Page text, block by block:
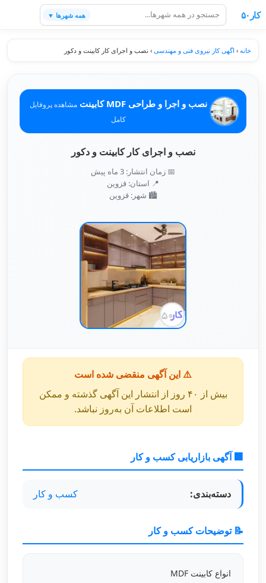
کار۵۰ همه شهرها ▼
خانه › اگهی کار نیروی فنی و مهندسی › نصب و اجرای کار کابینت و دکور
نصب و اجرا و طراحی MDF کابینت
مشاهده پروفایل
کامل
نصب و اجرای کار کابینت و دکور
📅 زمان انتشار: 3 ماه پیش
📍 استان: قزوین
🏙️ شهر: قزوين
⚠️ این آگهی منقضی شده است
بیش از ۴۰ روز از انتشار این آگهی گذشته و ممکن
است اطلاعات آن به‌روز نباشد.
🏢 آگهی بازاریابی کسب و کار
دسته‌بندی: کسب و کار
📝 توضیحات کسب و کار
انواع کابینت MDF